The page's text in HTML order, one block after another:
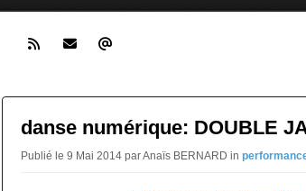
danse numérique: DOUBLE
Publié le 9 Mai 2014 par Anaïs BERNARD in